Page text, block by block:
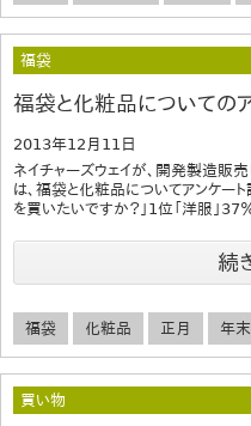
福袋
福袋と化粧品についての
2013年12月11日
ネイチャーズウェイが、開発製造販売
は、福袋と化粧品についてアンケー
を買いたいですか？」1位「洋服」37
続
福袋 化粧品 正月 年
買い物